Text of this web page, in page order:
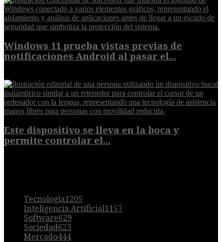
Windows 11 prueba vistas previas de
notificaciones Android al pasar el...
Este dispositivo se lleva en la boca y
permite controlar el...
Tecnología1205
Inteligencia Artificial1157
Software629
Sociedad623
Mercado444